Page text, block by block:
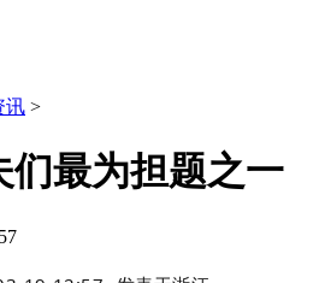
讯 >
们最为担题之一